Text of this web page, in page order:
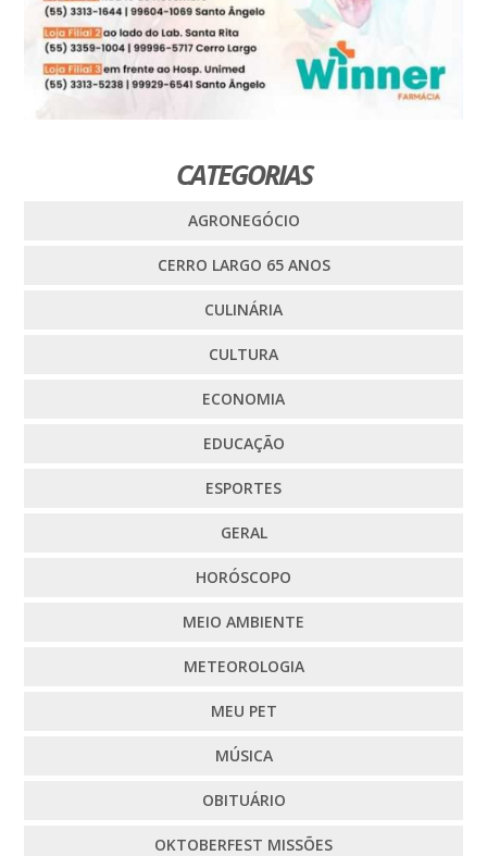
CATEGORIAS
AGRONEGÓCIO
CERRO LARGO 65 ANOS
CULINÁRIA
CULTURA
ECONOMIA
EDUCAÇÃO
ESPORTES
GERAL
HORÓSCOPO
MEIO AMBIENTE
METEOROLOGIA
MEU PET
MÚSICA
OBITUÁRIO
OKTOBERFEST MISSÕES